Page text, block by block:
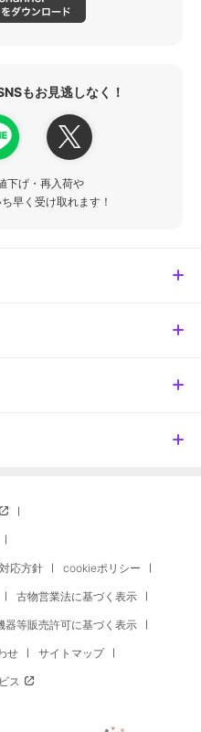
もお見逃しなく！
下げ・再入荷や
早く受け取れます！
応方針 cookieポリシー
古物営業法に基づく表示
器等販売許可に基づく表示
せ サイトマップ
ス